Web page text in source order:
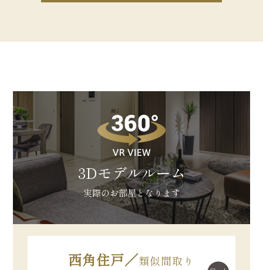
3Dモデルルーム
実際のお部屋となります
西角住戸／類似間取り